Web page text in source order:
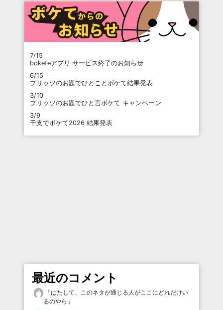
7/15
boketeアプリ サービス終了のお知らせ
6/15
プリッツのお題でひとことボケて結果発表
3/10
プリッツのお題でひと言ボケて キャンペーン
3/9
干支でボケて2026 結果発表
最近のコメント
「はたして、このネタが通じる人がここにどれだけい
るのやら 」